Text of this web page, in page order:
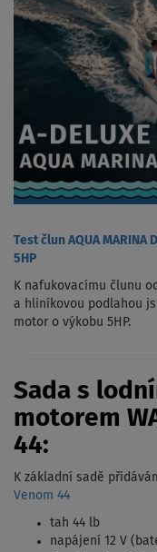
Test člun AQUA MARINA
5HP
K nafukovacímu člunu
a hliníkovou podlahou
motor o výkobu 5HP.
Sada s
motorem
44:
K základní sadě
Venom 44
tah 44 lb
napájení 12 V